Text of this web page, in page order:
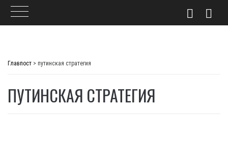
Главпост > путинская стратегия
ПУТИНСКАЯ СТРАТЕГИЯ